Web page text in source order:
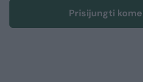
Prisijungti